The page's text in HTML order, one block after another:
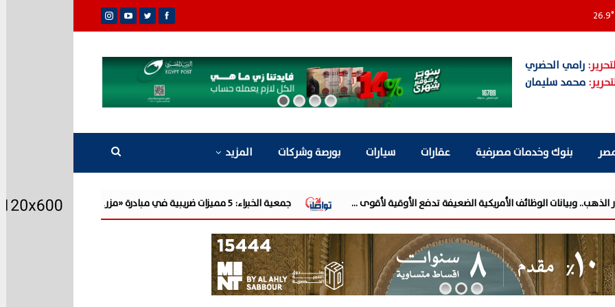
°
26.9
رامي الحضري
محمد سليمان
بنوك وخدمات مصرفية عقارات سيارات بورصة وشركات المزيد
جمعية الخبراء: 5 مميزات ضريبية في مبادرة «مزرعتك في مصر»